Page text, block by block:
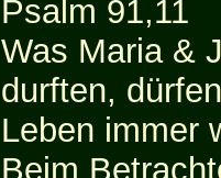
Psalm 91,11
Was Maria &
durften,
Leben immer
Beim